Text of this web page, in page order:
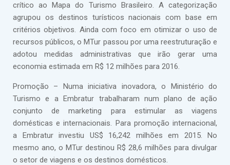
crítico ao Mapa do Turismo Brasileiro. A categorização
agrupou os destinos turísticos nacionais com base em
critérios objetivos. Ainda com foco em otimizar o uso de
recursos públicos, o MTur passou por uma reestruturação e
adotou medidas administrativas que irão gerar uma
economia estimada em R$ 12 milhões para 2016.
Promoção – Numa iniciativa inovadora, o Ministério do
Turismo e a Embratur trabalharam num plano de ação
conjunto de marketing para estimular as viagens
domésticas e internacionais. Para promoção internacional,
a Embratur investiu US$ 16,242 milhões em 2015. No
mesmo ano, o MTur destinou R$ 28,6 milhões para divulgar
o setor de viagens e os destinos domésticos.